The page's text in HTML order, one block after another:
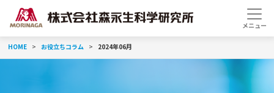
HOME お役立ちコラム 2024年06月